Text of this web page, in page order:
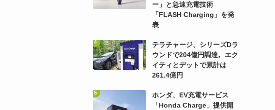
ー」と急速充電技術
「FLASH Charging」を発
表
テラチャージ、シリーズDラ
ウンドで204億円調達。エク
イティとデットで累計は
261.4億円
ホンダ、EV充電サービス
「Honda Charge」提供開